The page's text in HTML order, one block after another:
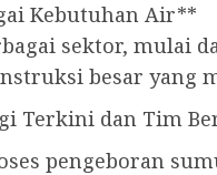
Kebutuhan Air**
sektor, mulai
besar yang
Terkini dan Tim
pengeboran